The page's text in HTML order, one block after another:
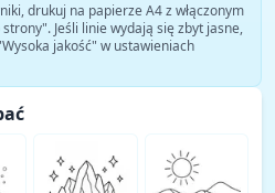
drukuj na papierze A4 z włączonym
Jeśli linie wydają się zbyt jasne,
jakość" w ustawieniach